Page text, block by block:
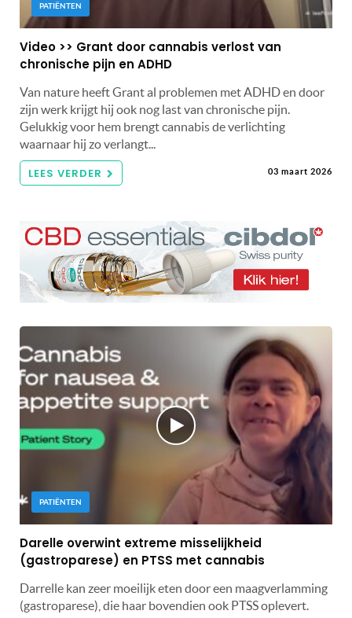
PATIËNTEN
Video >> Grant door cannabis verlost van
chronische pijn en ADHD
Van nature heeft Grant al problemen met ADHD en door
zijn werk krijgt hij ook nog last van chronische pijn.
Gelukkig voor hem brengt cannabis de verlichting
waarnaar hij zo verlangt...
LEES VERDER 03 maart 2026
PATIËNTEN
Darelle overwint extreme misselijkheid
(gastroparese) en PTSS met cannabis
Darrelle kan zeer moeilijk eten door een maagverlamming
(gastroparese), die haar bovendien ook PTSS oplevert.